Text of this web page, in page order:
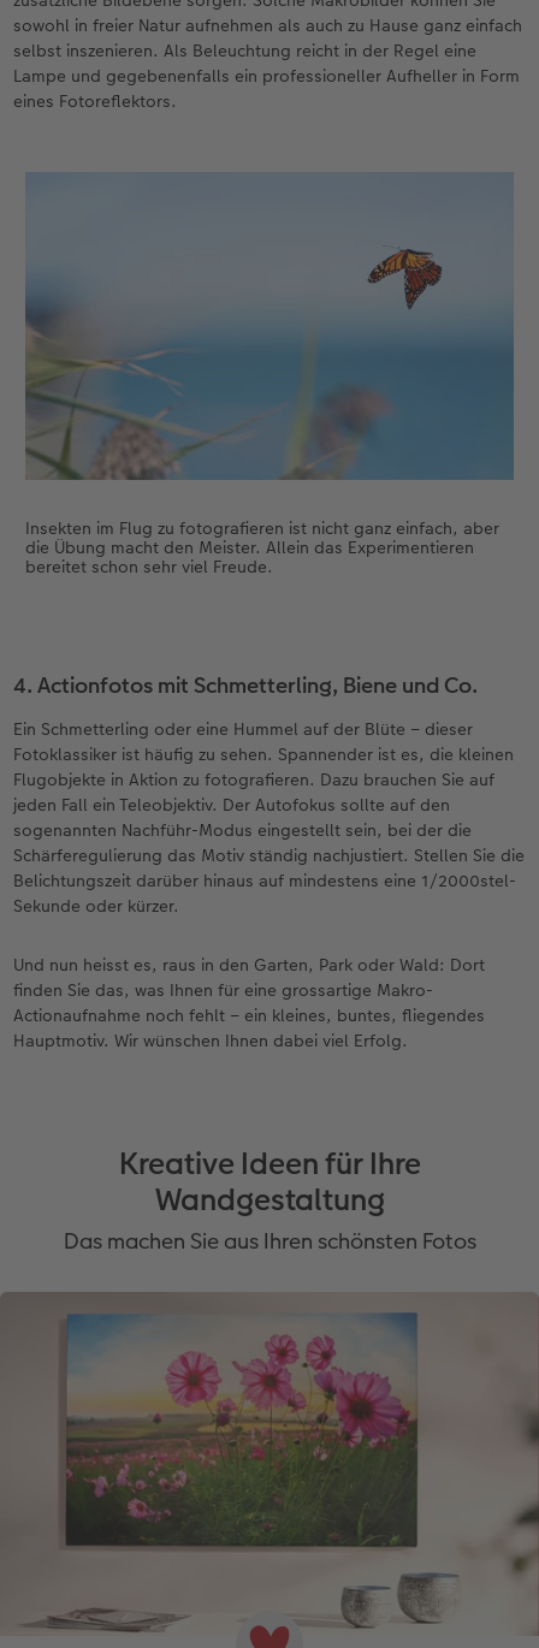
sowohl in freier Natur aufnehmen als auch zu Hause ganz einfach
selbst inszenieren. Als Beleuchtung reicht in der Regel eine
Lampe und gegebenenfalls ein professioneller Aufheller in Form
eines Fotoreflektors.
Insekten im Flug zu fotografieren ist nicht ganz einfach, aber
die Übung macht den Meister. Allein das Experimentieren
bereitet schon sehr viel Freude.
4. Actionfotos mit Schmetterling, Biene und Co.
Ein Schmetterling oder eine Hummel auf der Blüte – dieser
Fotoklassiker ist häufig zu sehen. Spannender ist es, die kleinen
Flugobjekte in Aktion zu fotografieren. Dazu brauchen Sie auf
jeden Fall ein Teleobjektiv. Der Autofokus sollte auf den
sogenannten Nachführ-Modus eingestellt sein, bei der die
Schärferegulierung das Motiv ständig nachjustiert. Stellen Sie die
Belichtungszeit darüber hinaus auf mindestens eine 1/2000stel-
Sekunde oder kürzer.
Und nun heisst es, raus in den Garten, Park oder Wald: Dort
finden Sie das, was Ihnen für eine grossartige Makro-
Actionaufnahme noch fehlt – ein kleines, buntes, fliegendes
Hauptmotiv. Wir wünschen Ihnen dabei viel Erfolg.
Kreative Ideen für Ihre
Wandgestaltung
Das machen Sie aus Ihren schönsten Fotos